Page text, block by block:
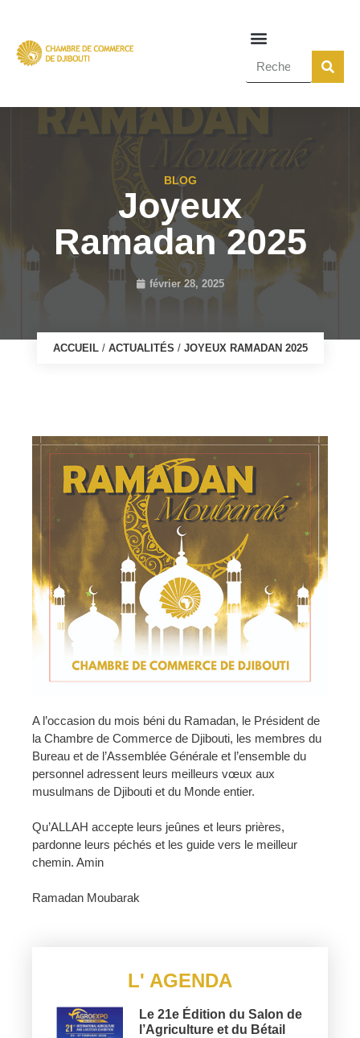
BLOG
Joyeux
Ramadan 2025
février 28, 2025
ACCUEIL/ ACTUALITÉS / JOYEUX RAMADAN 2025
A l’occasion du mois béni du Ramadan, le Président de
la Chambre de Commerce de Djibouti, les membres du
Bureau et de l’Assemblée Générale et l’ensemble du
personnel adressent leurs meilleurs vœux aux
musulmans de Djibouti et du Monde entier.
Qu’ALLAH accepte leurs jeûnes et leurs prières,
pardonne leurs péchés et les guide vers le meilleur
chemin. Amin
Ramadan Moubarak
L' AGENDA
Le 21e Édition du Salon de
l’Agriculture et du Bétail